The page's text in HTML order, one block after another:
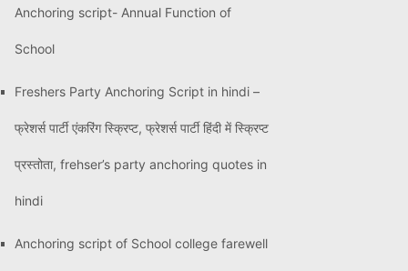
Anchoring script- Annual Function of
School
Freshers Party Anchoring Script in hindi –
फ्रेशर्स पार्टी एंकरिंग स्क्रिप्ट, फ्रेशर्स पार्टी हिंदी में स्क्रिप्ट
प्रस्तोता, frehser’s party anchoring quotes in
hindi
Anchoring script of School college farewell